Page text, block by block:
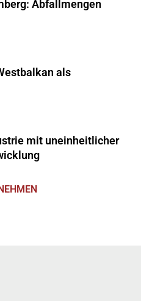
Abfallmengen
als
mit uneinheitlicher